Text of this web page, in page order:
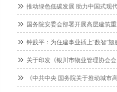
推动绿色低碳发展 助力中国式现
国务院安委会部署开展高层建筑
钟践平：为住建事业插上“数智”翅
关于印发《银川市物业管理协会
《中共中央 国务院关于推动城市